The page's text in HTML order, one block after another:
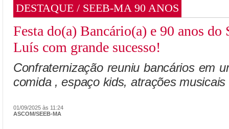
DESTAQUE / SEEB-MA 90 ANOS
Festa do(a) Bancário(a) e 90 anos
Luís com grande sucesso!
Confraternização reuniu bancários em
comida , espaço kids, atrações
01/09/2025 às 11:24
ASCOM/SEEB-MA